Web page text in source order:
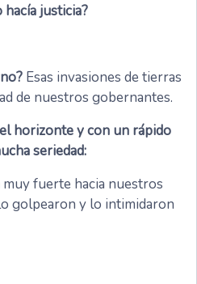
justicia?
Esas invasiones de tierras
de nuestros gobernantes.
horizonte y con un rápido
seriedad:
muy fuerte hacia nuestros
golpearon y lo intimidaron